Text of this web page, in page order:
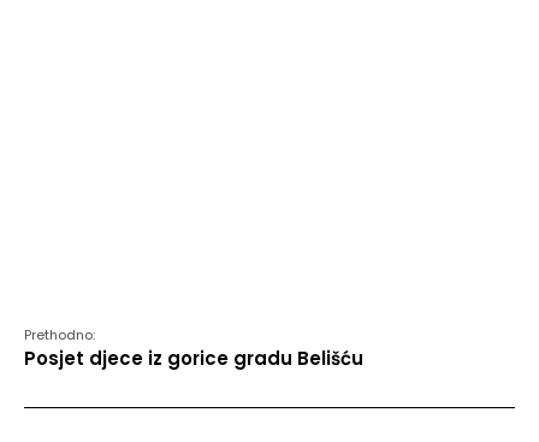
Prethodno:
Posjet djece iz gorice gradu Belišću